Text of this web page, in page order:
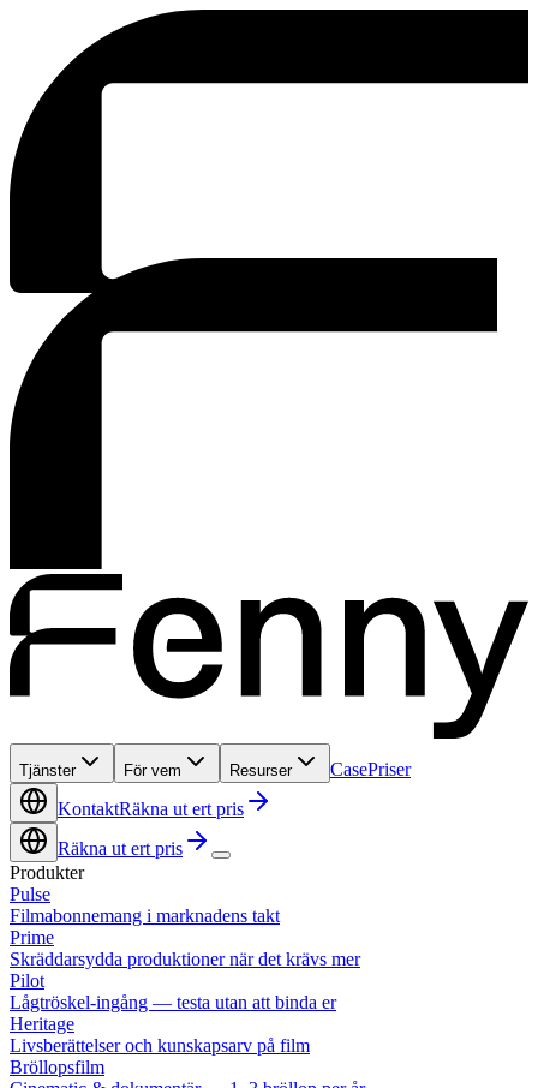
Tjänster För vem Resurser CasePriser
KontaktRäkna ut ert pris
Räkna ut ert pris
Produkter
Pulse
Filmabonnemang i marknadens takt
Prime
Skräddarsydda produktioner när det krävs mer
Pilot
Lågtröskel-ingång — testa utan att binda er
Heritage
Livsberättelser och kunskapsarv på film
Bröllopsfilm